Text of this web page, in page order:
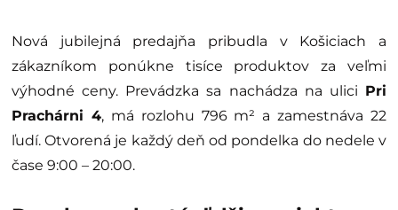
Nová jubilejná predajňa pribudla v Košiciach a
zákazníkom ponúkne tisíce produktov za veľmi
výhodné ceny. Prevádzka sa nachádza na ulici Pri
Prachárni 4, má rozlohu 796 m² a zamestnáva 22
ľudí. Otvorená je každý deň od pondelka do nedele v
čase 9:00 – 20:00.